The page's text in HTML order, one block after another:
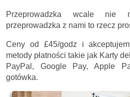
Przeprowadzka wcale nie
przeprowadzka z nami to rzecz
Ceny od £45/godz i
metody płatności takie jak Karty
PayPal, Google Pay, Apple
gotówka.